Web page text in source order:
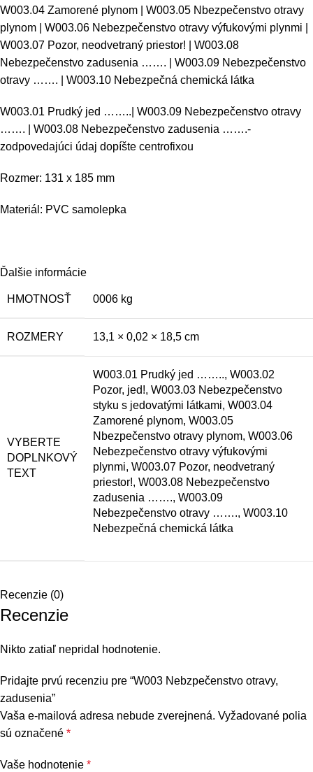
W003.04 Zamorené plynom | W003.05 Nbezpečenstvo otravy
plynom | W003.06 Nebezpečenstvo otravy výfukovými plynmi |
W003.07 Pozor, neodvetraný priestor! | W003.08
Nebezpečenstvo zadusenia ……. | W003.09 Nebezpečenstvo
otravy ……. | W003.10 Nebezpečná chemická látka
W003.01 Prudký jed ……..| W003.09 Nebezpečenstvo otravy
……. | W003.08 Nebezpečenstvo zadusenia …….-
zodpovedajúci údaj dopíšte centrofixou
Rozmer: 131 x 185 mm
Materiál: PVC samolepka
Ďalšie informácie
HMOTNOSŤ 0006 kg
ROZMERY 13,1 × 0,02 × 18,5 cm
VYBERTE
DOPLNKOVÝ
TEXT
W003.01 Prudký jed …….., W003.02
Pozor, jed!, W003.03 Nebezpečenstvo
styku s jedovatými látkami, W003.04
Zamorené plynom, W003.05
Nbezpečenstvo otravy plynom, W003.06
Nebezpečenstvo otravy výfukovými
plynmi, W003.07 Pozor, neodvetraný
priestor!, W003.08 Nebezpečenstvo
zadusenia ……., W003.09
Nebezpečenstvo otravy ……., W003.10
Nebezpečná chemická látka
Recenzie (0)
Recenzie
Nikto zatiaľ nepridal hodnotenie.
Pridajte prvú recenziu pre “W003 Nebzpečenstvo otravy,
zadusenia”
Vaša e-mailová adresa nebude zverejnená. Vyžadované polia
sú označené *
Vaše hodnotenie *